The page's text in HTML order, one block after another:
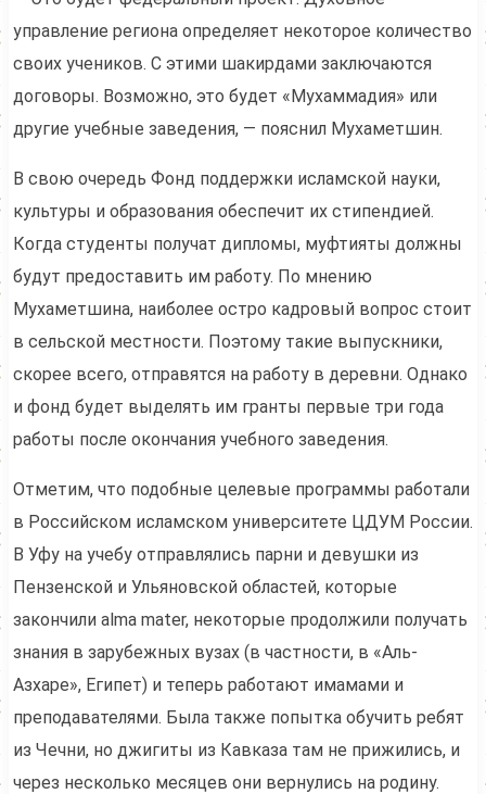
управление региона определяет некоторое количество
своих учеников. С этими шакирдами заключаются
договоры. Возможно, это будет «Мухаммадия» или
другие учебные заведения, — пояснил Мухаметшин.
В свою очередь Фонд поддержки исламской науки,
культуры и образования обеспечит их стипендией.
Когда студенты получат дипломы, муфтияты должны
будут предоставить им работу. По мнению
Мухаметшина, наиболее остро кадровый вопрос стоит
в сельской местности. Поэтому такие выпускники,
скорее всего, отправятся на работу в деревни. Однако
и фонд будет выделять им гранты первые три года
работы после окончания учебного заведения.
Отметим, что подобные целевые программы работали
в Российском исламском университете ЦДУМ России.
В Уфу на учебу отправлялись парни и девушки из
Пензенской и Ульяновской областей, которые
закончили alma mater, некоторые продолжили получать
знания в зарубежных вузах (в частности, в «Аль-
Азхаре», Египет) и теперь работают имамами и
преподавателями. Была также попытка обучить ребят
из Чечни, но джигиты из Кавказа там не прижились, и
через несколько месяцев они вернулись на родину.